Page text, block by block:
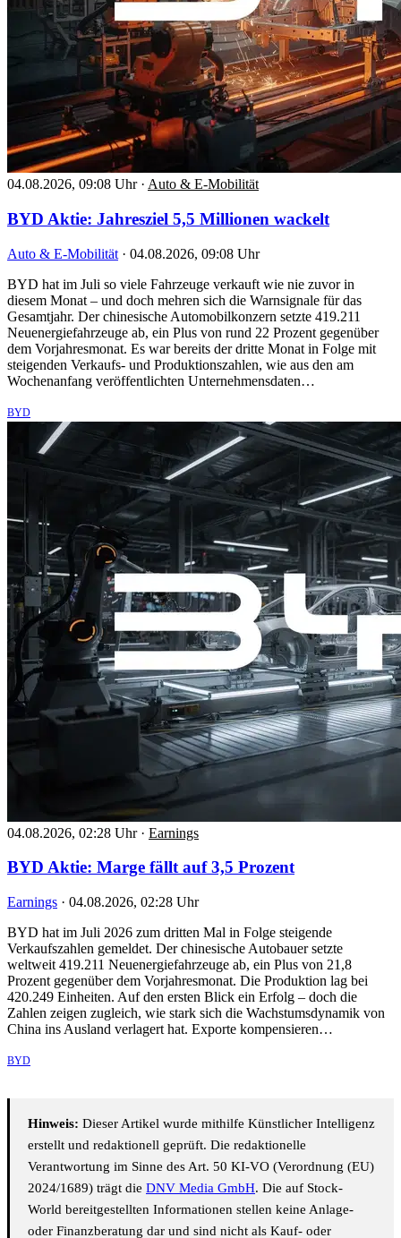
04.08.2026, 09:08 Uhr · Auto & E-Mobilität
BYD Aktie: Jahresziel 5,5 Millionen wackelt
Auto & E-Mobilität · 04.08.2026, 09:08 Uhr
BYD hat im Juli so viele Fahrzeuge verkauft wie nie zuvor in
diesem Monat – und doch mehren sich die Warnsignale für das
Gesamtjahr. Der chinesische Automobilkonzern setzte 419.211
Neuenergiefahrzeuge ab, ein Plus von rund 22 Prozent gegenüber
dem Vorjahresmonat. Es war bereits der dritte Monat in Folge mit
steigenden Verkaufs- und Produktionszahlen, wie aus den am
Wochenanfang veröffentlichten Unternehmensdaten…
BYD
04.08.2026, 02:28 Uhr · Earnings
BYD Aktie: Marge fällt auf 3,5 Prozent
Earnings · 04.08.2026, 02:28 Uhr
BYD hat im Juli 2026 zum dritten Mal in Folge steigende
Verkaufszahlen gemeldet. Der chinesische Autobauer setzte
weltweit 419.211 Neuenergiefahrzeuge ab, ein Plus von 21,8
Prozent gegenüber dem Vorjahresmonat. Die Produktion lag bei
420.249 Einheiten. Auf den ersten Blick ein Erfolg – doch die
Zahlen zeigen zugleich, wie stark sich die Wachstumsdynamik von
China ins Ausland verlagert hat. Exporte kompensieren…
BYD
Hinweis: Dieser Artikel wurde mithilfe Künstlicher Intelligenz
erstellt und redaktionell geprüft. Die redaktionelle
Verantwortung im Sinne des Art. 50 KI-VO (Verordnung (EU)
2024/1689) trägt die DNV Media GmbH. Die auf Stock-
World bereitgestellten Informationen stellen keine Anlage-
oder Finanzberatung dar und sind nicht als Kauf- oder